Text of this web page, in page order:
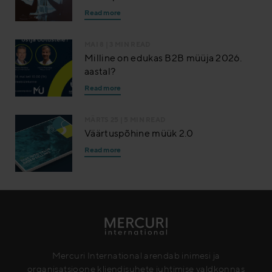
Read more
Milline on edukas B2B müüja 2026.
aastal?
Read more
Väärtuspõhine müük 2.0
Read more
Mercuri International arendab inimesi ja
organisatsioone kliendisuhete juhtimise valdkonnas